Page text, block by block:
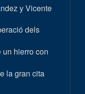
y Vicente
dels
hierro con
la gran cita